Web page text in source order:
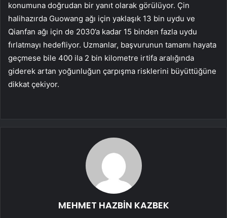
konumuna doğrudan bir yanıt olarak görülüyor. Çin
halihazırda Guowang ağı için yaklaşık 13 bin uydu ve
Qianfan ağı için de 2030’a kadar 15 binden fazla uydu
fırlatmayı hedefliyor. Uzmanlar, başvurunun tamamı hayata
geçmese bile 400 ila 2 bin kilometre irtifa aralığında
giderek artan yoğunluğun çarpışma risklerini büyüttüğüne
dikkat çekiyor.
MEHMET HAZBİN KAZBEK